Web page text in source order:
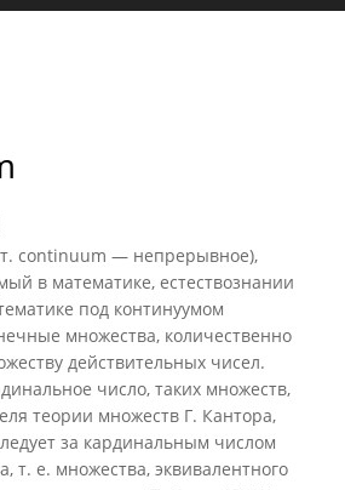
continuum — непрерывное),
в математике, естествознании
под континуумом
множества, количественно
действительных чисел.
число, таких множеств,
теории множеств Г. Кантора,
за кардинальным числом
т. е. множества, эквивалентного